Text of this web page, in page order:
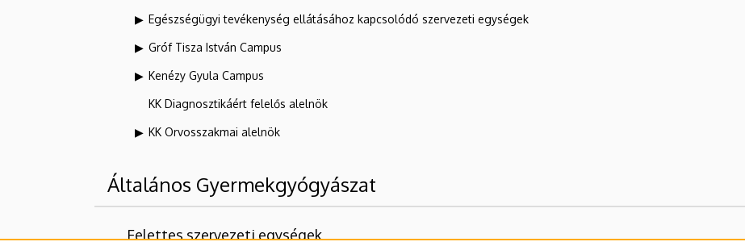
Egészségügyi tevékenység ellátásához kapcsolódó szervezeti egységek
Gróf Tisza István Campus
Kenézy Gyula Campus
KK Diagnosztikáért felelős alelnök
KK Orvosszakmai alelnök
Általános Gyermekgyógyászat
Felettes szervezeti egységek